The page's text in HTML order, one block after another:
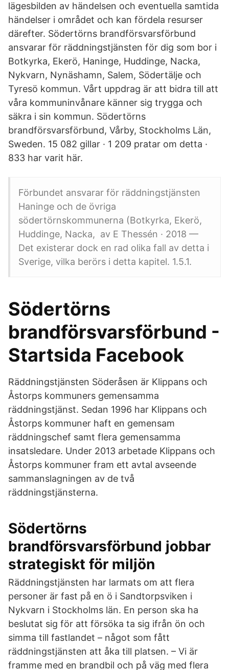
lägesbilden av händelsen och eventuella samtida
händelser i området och kan fördela resurser
därefter. Södertörns brandförsvarsförbund
ansvarar för räddningstjänsten för dig som bor i
Botkyrka, Ekerö, Haninge, Huddinge, Nacka,
Nykvarn, Nynäshamn, Salem, Södertälje och
Tyresö kommun. Vårt uppdrag är att bidra till att
våra kommuninvånare känner sig trygga och
säkra i sin kommun. Södertörns
brandförsvarsförbund, Vårby, Stockholms Län,
Sweden. 15 082 gillar · 1 209 pratar om detta ·
833 har varit här.
Förbundet ansvarar för räddningstjänsten
Haninge och de övriga
södertörnskommunerna (Botkyrka, Ekerö,
Huddinge, Nacka, av E Thessén · 2018 —
Det existerar dock en rad olika fall av detta i
Sverige, vilka berörs i detta kapitel. 1.5.1.
Södertörns
brandförsvarsförbund -
Startsida Facebook
Räddningstjänsten Söderåsen är Klippans och
Åstorps kommuners gemensamma
räddningstjänst. Sedan 1996 har Klippans och
Åstorps kommuner haft en gemensam
räddningschef samt flera gemensamma
insatsledare. Under 2013 arbetade Klippans och
Åstorps kommuner fram ett avtal avseende
sammanslagningen av de två
räddningstjänsterna.
Södertörns
brandförsvarsförbund jobbar
strategiskt för miljön
Räddningstjänsten har larmats om att flera
personer är fast på en ö i Sandtorpsviken i
Nykvarn i Stockholms län. En person ska ha
beslutat sig för att försöka ta sig ifrån ön och
simma till fastlandet – något som fått
räddningstjänsten att åka till platsen. – Vi är
framme med en brandbil och på väg med flera